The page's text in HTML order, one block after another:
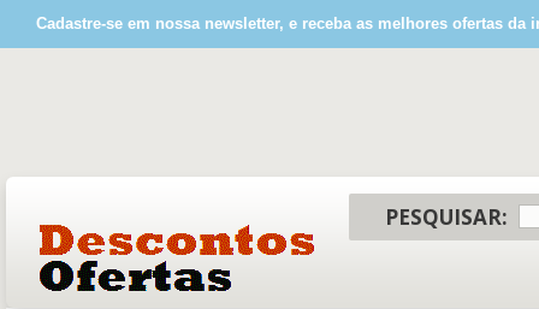
Cadastre-se em nossa newsletter, e receba as melhores ofertas da
PESQUISAR: